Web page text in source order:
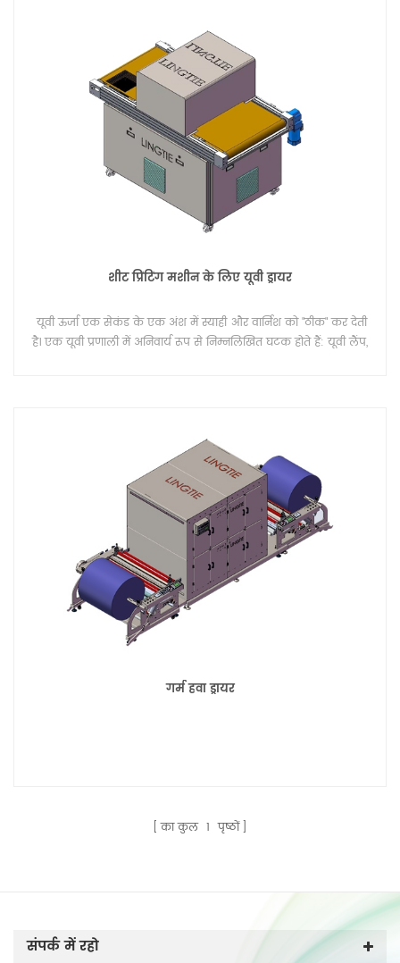
शीट प्रिंटिंग मशीन के लिए यूवी ड्रायर
यूवी ऊर्जा एक सेकंड के एक अंश में स्याही और वार्निश को "ठीक" कर देती
है। एक यूवी प्रणाली में अनिवार्य रूप से निम्नलिखित घटक होते हैं: यूवी लैंप,
गर्म हवा ड्रायर
का कुल 1 पृष्ठों
संपर्क में रहो